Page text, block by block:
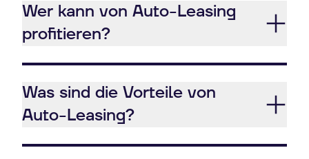
Wer kann von Auto-Leasing
profitieren?
Was sind die Vorteile von
Auto-Leasing?